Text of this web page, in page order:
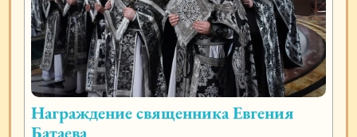
Награждение священника Евгения
Батаева